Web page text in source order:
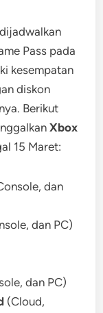
Pass pada
kesempatan
diskon
Berikut
Xbox
15 Maret:
dan
dan PC)
dan PC)
(Cloud,